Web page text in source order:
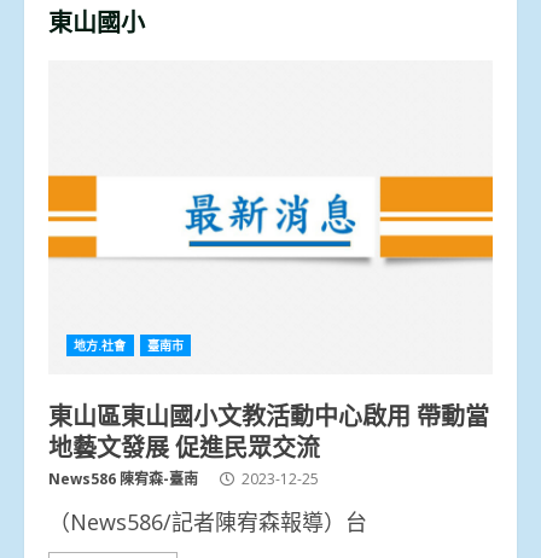
東山國小
地方.社會 臺南市
東山區東山國小文教活動中心啟用 帶動當
地藝文發展 促進民眾交流
News586 陳宥森-臺南 2023-12-25
（News586/記者陳宥森報導）台